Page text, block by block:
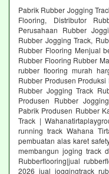
Pabrik Rubber Jogging
Flooring, Distributor
Perusahaan Rubber
Rubber Jogging Track,
Rubber Flooring Menjual
Rubber Flooring Rubber
rubber flooring murah
Rubber Produsen
Rubber Jogging Track
Produsen Rubber
Pabrik Produsen Rubber
Track |
running track Wahana
pembuatan alas karet
membangun joging track
Rubberflooring|jual
2026 jual joggingtrack